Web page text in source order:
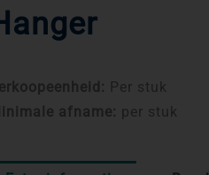
Per stuk
afname: per stuk